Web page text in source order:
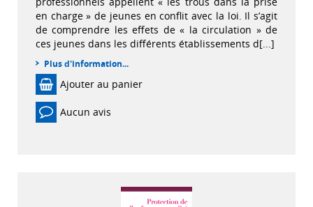
en charge » de jeunes en conflit avec la loi. Il s’agit
de comprendre les effets de « la circulation » de
ces jeunes dans les différents établissements d[...]
Plus d'information...
Ajouter au panier
Aucun avis